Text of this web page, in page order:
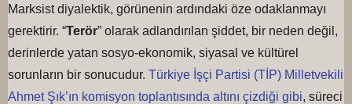
Marksist diyalektik, görünenin ardındaki öze odaklanmayı
gerektirir. “Terör” olarak adlandırılan şiddet, bir neden değil,
derinlerde yatan sosyo-ekonomik, siyasal ve kültürel
sorunların bir sonucudur. Türkiye İşçi Partisi (TİP) Milletvekili
Ahmet Şık’ın komisyon toplantısında altını çizdiği gibi, süreci